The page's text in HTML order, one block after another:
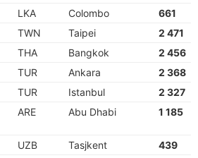
LKA Colombo
661
TWN Taipei
2 471
THA Bangkok
2 456
TUR Ankara
2 368
TUR Istanbul
2 327
ARE Abu Dhabi 1 185
UZB Tasjkent
439